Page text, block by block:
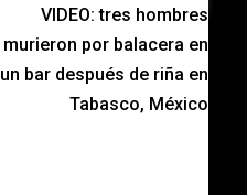
VIDEO: tres hombres
murieron por balacera en
un bar después de riña en
Tabasco, México